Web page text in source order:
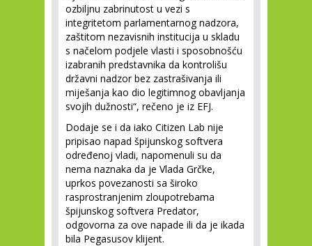
ozbiljnu zabrinutost u vezi s
integritetom parlamentarnog nadzora,
zaštitom nezavisnih institucija u skladu
s načelom podjele vlasti i sposobnošću
izabranih predstavnika da kontrolišu
državni nadzor bez zastrašivanja ili
miješanja kao dio legitimnog obavljanja
svojih dužnosti“, rečeno je iz EFJ.
Dodaje se i da iako Citizen Lab nije
pripisao napad špijunskog softvera
određenoj vladi, napomenuli su da
nema naznaka da je Vlada Grčke,
uprkos povezanosti sa široko
rasprostranjenim zloupotrebama
špijunskog softvera Predator,
odgovorna za ove napade ili da je ikada
bila Pegasusov klijent.